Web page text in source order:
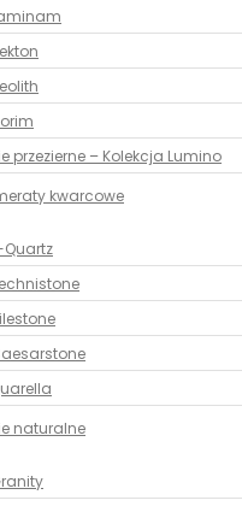
przezierne – Kolekcja Lumino
kwarcowe
Quartz
naturalne